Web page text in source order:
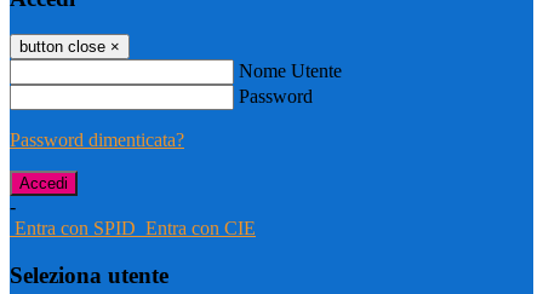
button close ×
Nome Utente
Password
Password dimenticata?
-
Entra con SPID Entra con CIE
Seleziona utente